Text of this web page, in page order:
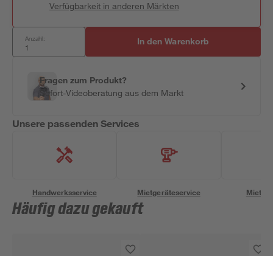
Verfügbarkeit in anderen Märkten
Anzahl: In den Warenkorb
Fragen zum Produkt?
Sofort-Videoberatung aus dem Markt
Unsere passenden Services
Handwerksservice Mietgeräteservice
Häufig dazu gekauft